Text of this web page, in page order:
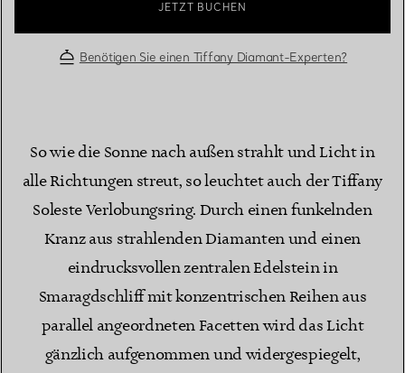
JETZT BUCHEN
Benötigen Sie einen Tiffany Diamant-Experten?
So wie die Sonne nach außen strahlt und Licht in
alle Richtungen streut, so leuchtet auch der Tiffany
Soleste Verlobungsring. Durch einen funkelnden
Kranz aus strahlenden Diamanten und einen
eindrucksvollen zentralen Edelstein in
Smaragdschliff mit konzentrischen Reihen aus
parallel angeordneten Facetten wird das Licht
gänzlich aufgenommen und widergespiegelt,